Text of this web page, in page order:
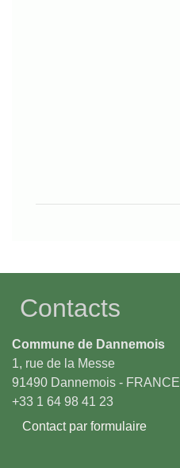
Contacts
Commune de Dannemois
1, rue de la Messe
91490 Dannemois - FRANCE
+33 1 64 98 41 23
Contact par formulaire